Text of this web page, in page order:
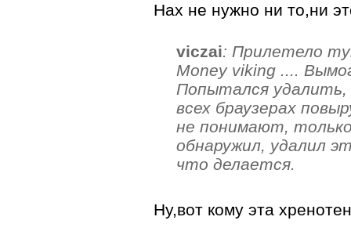
Нах не нужно ни то,ни
viczai: Прилетело
Money viking ....
Попытался
всех браузерах
не понимают,
обнаружил, удалил
что делается.
Ну,вот кому эта